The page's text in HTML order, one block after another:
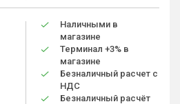
Наличными в
магазине
Терминал +3% в
магазине
Безналичный расчет с
НДС
Безналичный расчёт